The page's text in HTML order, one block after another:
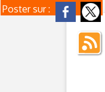
Poster sur :